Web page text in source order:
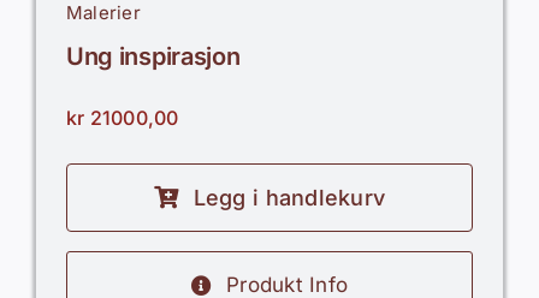
Malerier
Ung inspirasjon
kr 21000,00
Legg i handlekurv
Produkt Info